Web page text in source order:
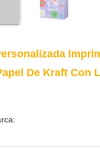
De Kraft Con